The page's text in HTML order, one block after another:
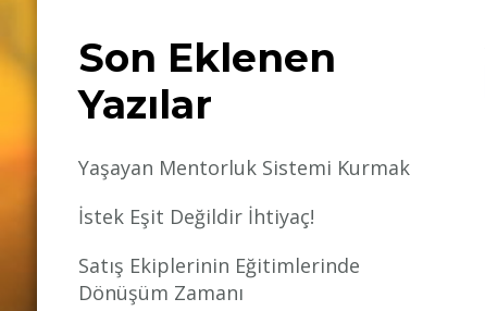
Son Eklenen
Yazılar
Yaşayan Mentorluk Sistemi Kurmak
İstek Eşit Değildir İhtiyaç!
Satış Ekiplerinin Eğitimlerinde
Dönüşüm Zamanı